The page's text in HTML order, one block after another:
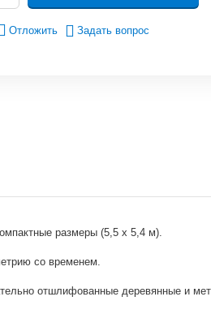
Отложить Задать вопрос
размеры (5,5 х 5,4 м).
со временем.
отшлифованные деревянные и